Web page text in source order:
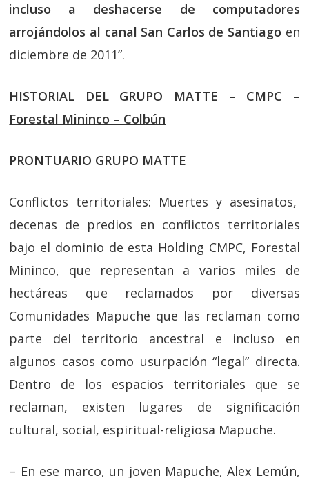
incluso a deshacerse de computadores
arrojándolos al canal San Carlos de Santiago en
diciembre de 2011”.
HISTORIAL DEL GRUPO MATTE – CMPC –
Forestal Mininco – Colbún
PRONTUARIO GRUPO MATTE
Conflictos territoriales: Muertes y asesinatos,
decenas de predios en conflictos territoriales
bajo el dominio de esta Holding CMPC, Forestal
Mininco, que representan a varios miles de
hectáreas que reclamados por diversas
Comunidades Mapuche que las reclaman como
parte del territorio ancestral e incluso en
algunos casos como usurpación “legal” directa.
Dentro de los espacios territoriales que se
reclaman, existen lugares de significación
cultural, social, espiritual-religiosa Mapuche.
– En ese marco, un joven Mapuche, Alex Lemún,